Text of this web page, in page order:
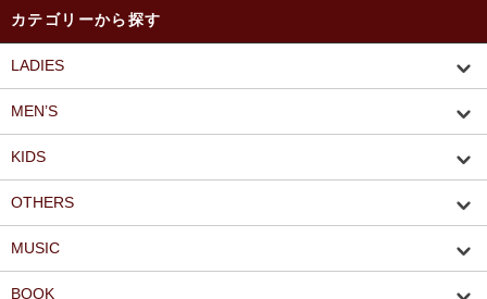
カテゴリーから探す
LADIES
MEN’S
KIDS
OTHERS
MUSIC
BOOK